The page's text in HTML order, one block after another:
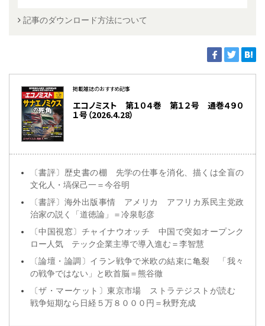
記事のダウンロード方法について
掲載雑誌のおすすめ記事
エコノミスト 第１０４巻 第１２号 通巻４９０
１号（2026.4.28）
〔書評〕歴史書の棚 先学の仕事を消化、描くは全盲の
文化人・塙保己一＝今谷明
〔書評〕海外出版事情 アメリカ アフリカ系民主党政
治家の説く「道徳論」＝冷泉彰彦
〔中国視窓〕チャイナウオッチ 中国で突如オープンク
ロー人気 テック企業主導で導入進む＝李智慧
〔論壇・論調〕イラン戦争で米欧の結束に亀裂 「我々
の戦争ではない」と欧首脳＝熊谷徹
〔ザ・マーケット〕東京市場 ストラテジストが読む
戦争短期なら日経５万８０００円＝秋野充成